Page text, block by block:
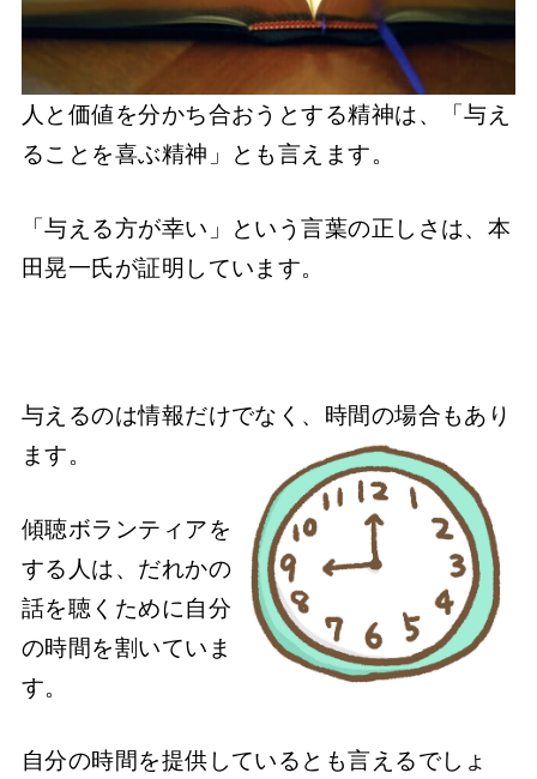
人と価値を分かち合おうとする精神は、「与え
ることを喜ぶ精神」とも言えます。
「与える方が幸い」という言葉の正しさは、本
田晃一氏が証明しています。
与えるのは情報だけでなく、時間の場合もあり
ます。
傾聴ボランティアを
する人は、だれかの
話を聴くために自分
の時間を割いていま
す。
自分の時間を提供しているとも言えるでしょ